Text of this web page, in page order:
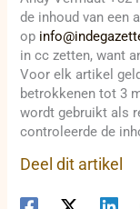
de inhoud van een
op
in cc zetten, want
Voor elk artikel
betrokkenen tot 3
wordt gebruikt als
controleerde de
Deel dit artikel